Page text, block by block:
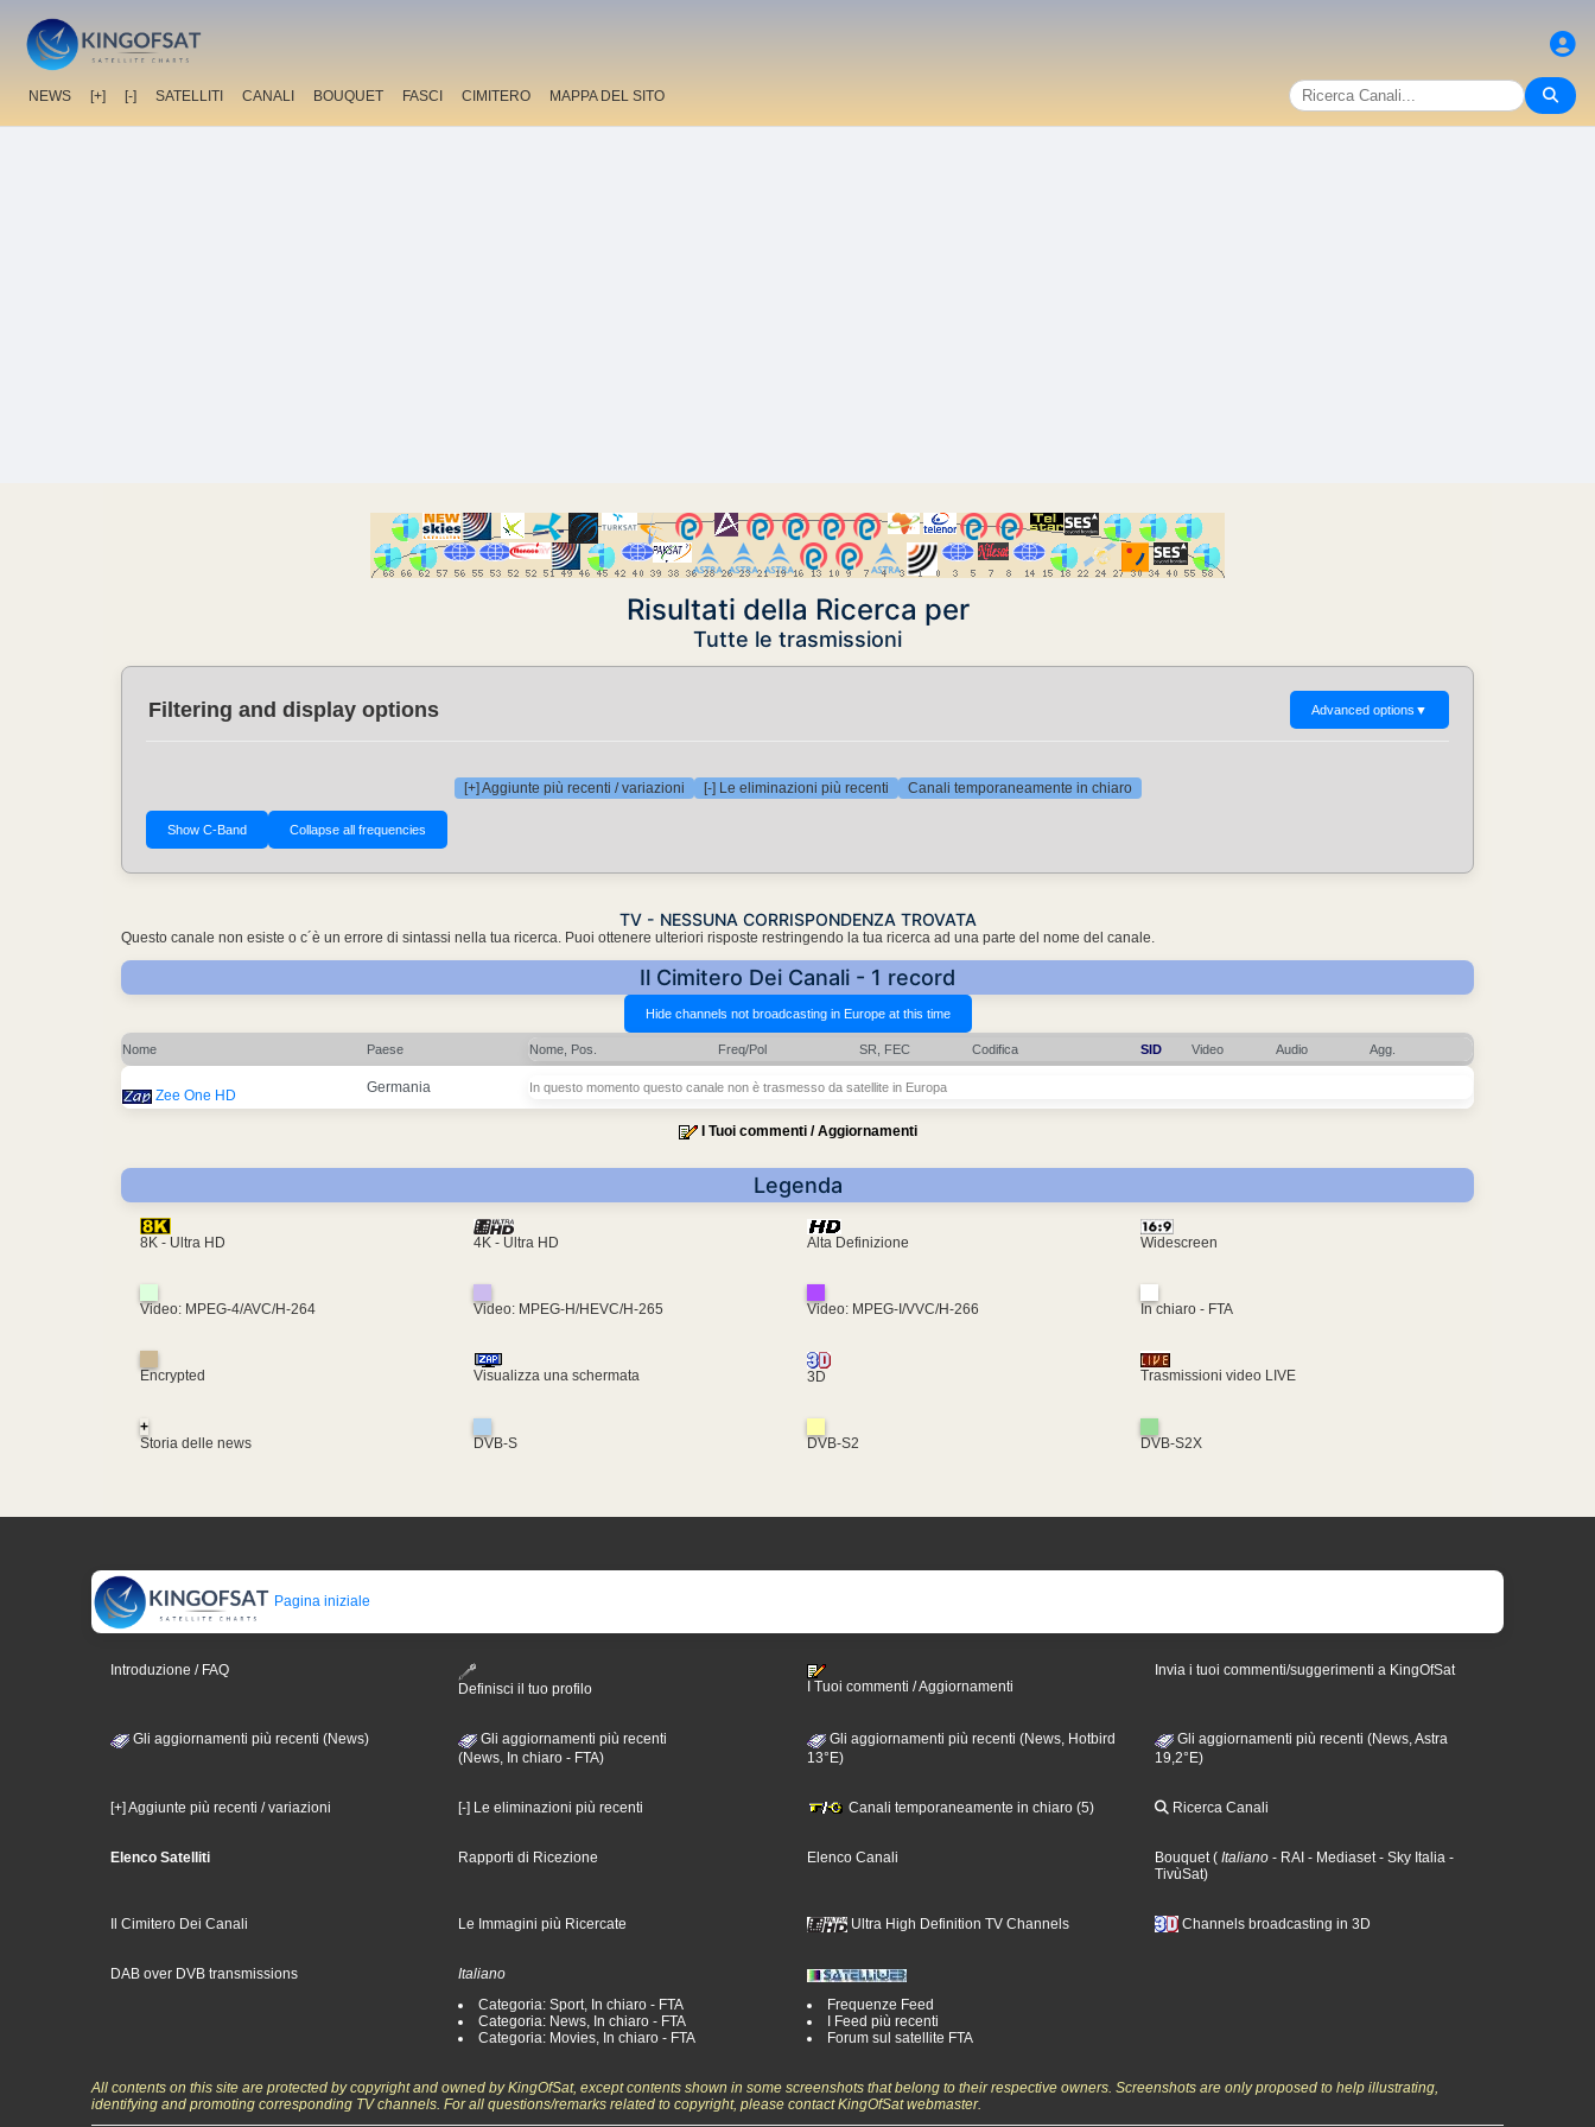
NEWS [+] [-] SATELLITI CANALI BOUQUET FASCI CIMITERO MAPPA DEL SITO
Risultati della Ricerca per
Tutte le trasmissioni
Filtering and display options Advanced options ▼
[+] Aggiunte più recenti / variazioni [-] Le eliminazioni più recenti Canali temporaneamente in chiaro
TV - NESSUNA CORRISPONDENZA TROVATA
Questo canale non esiste o c´è un errore di sintassi nella tua ricerca. Puoi ottenere ulteriori risposte restringendo la tua ricerca ad una parte del nome del canale.
Il Cimitero Dei Canali - 1 record
Nome Paese Nome, Pos. Freq/Pol SR, FEC Codifica SID Video Audio Agg.
Zee One HD Germania In questo momento questo canale non è trasmesso da satellite in Europa
I Tuoi commenti / Aggiornamenti
Legenda
8K - Ultra HD 4K - Ultra HD Alta Definizione Widescreen
Video: MPEG-4/AVC/H-264 Video: MPEG-H/HEVC/H-265 Video: MPEG-I/VVC/H-266 In chiaro - FTA
Encrypted Visualizza una schermata 3D Trasmissioni video LIVE
+
Storia delle news
DVB-S DVB-S2 DVB-S2X
Pagina iniziale
Introduzione / FAQ
Definisci il tuo profilo
I Tuoi commenti / Aggiornamenti
Invia i tuoi commenti/suggerimenti a KingOfSat
Gli aggiornamenti più recenti (News)
Gli aggiornamenti più recenti
(News, In chiaro - FTA)
Gli aggiornamenti più recenti (News, Hotbird
13°E)
Gli aggiornamenti più recenti (News, Astra
19,2°E)
[+] Aggiunte più recenti / variazioni [-] Le eliminazioni più recenti Canali temporaneamente in chiaro (5) Ricerca Canali
Elenco Satelliti Rapporti di Ricezione Elenco Canali Bouquet ( Italiano - RAI - Mediaset - Sky Italia -
TivùSat)
Il Cimitero Dei Canali Le Immagini più Ricercate Ultra High Definition TV Channels Channels broadcasting in 3D
DAB over DVB transmissions
Italiano
Categoria: Sport, In chiaro - FTA
Categoria: News, In chiaro - FTA
Categoria: Movies, In chiaro - FTA
Frequenze Feed
I Feed più recenti
Forum sul satellite FTA
All contents on this site are protected by copyright and owned by KingOfSat, except contents shown in some screenshots that belong to their respective owners. Screenshots are only proposed to help illustrating,
identifying and promoting corresponding TV channels. For all questions/remarks related to copyright, please contact KingOfSat webmaster.